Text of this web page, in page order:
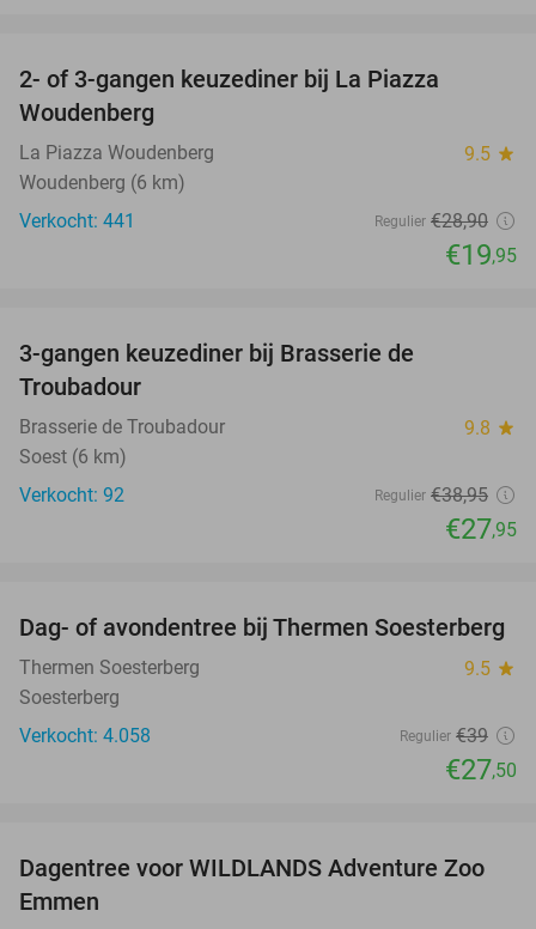
2- of 3-gangen keuzediner bij La Piazza
Woudenberg
La Piazza Woudenberg 9.5 star
Woudenberg (6 km)
Verkocht: 441
Regulier €28,90
€19,95
3-gangen keuzediner bij Brasserie de
Troubadour
Brasserie de Troubadour 9.8 star
Soest (6 km)
Verkocht: 92
Regulier €38,95
€27,95
29%
Dag- of avondentree bij Thermen Soesterberg
Thermen Soesterberg 9.5 star
Soesterberg
Verkocht: 4.058
Regulier €39
€27,50
24%
Dagentree voor WILDLANDS Adventure Zoo
Emmen